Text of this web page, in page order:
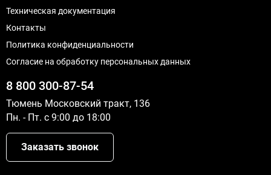
Техническая документация
Контакты
Политика конфиденциальности
Согласие на обработку персональных данных
8 800 300-87-54
Тюмень Московский тракт, 136
Пн. - Пт. с 9:00 до 18:00
Заказать звонок